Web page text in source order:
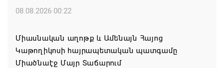
08.08.2026 00:22
Միասնական աղոթք և Ամենայն Հայոց
Կաթողիկոսի հայրապետական պատգամը
Միածնաէջ Մայր Տաճարում